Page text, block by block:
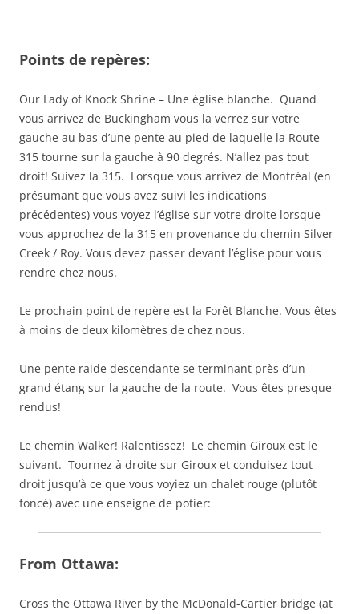
Points de repères:
Our Lady of Knock Shrine – Une église blanche. Quand
vous arrivez de Buckingham vous la verrez sur votre
gauche au bas d’une pente au pied de laquelle la Route
315 tourne sur la gauche à 90 degrés. N’allez pas tout
droit! Suivez la 315. Lorsque vous arrivez de Montréal (en
présumant que vous avez suivi les indications
précédentes) vous voyez l’église sur votre droite lorsque
vous approchez de la 315 en provenance du chemin Silver
Creek / Roy. Vous devez passer devant l’église pour vous
rendre chez nous.
Le prochain point de repère est la Forêt Blanche. Vous êtes
à moins de deux kilomètres de chez nous.
Une pente raide descendante se terminant près d’un
grand étang sur la gauche de la route. Vous êtes presque
rendus!
Le chemin Walker! Ralentissez! Le chemin Giroux est le
suivant. Tournez à droite sur Giroux et conduisez tout
droit jusqu’à ce que vous voyiez un chalet rouge (plutôt
foncé) avec une enseigne de potier:
From Ottawa:
Cross the Ottawa River by the McDonald-Cartier bridge (at